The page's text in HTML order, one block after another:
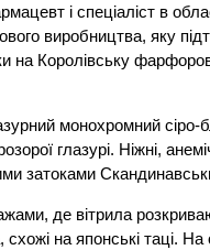
і спеціаліст в
виробництва, яку
на Королівську
монохромний сіро-
глазурі. Ніжні,
затоками
де вітрила
на японські таці.